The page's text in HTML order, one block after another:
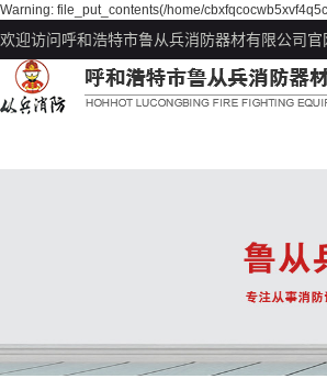
Warning: file_put_contents(/home/
欢迎访问呼和浩特市鲁从兵消防器材有限公司官